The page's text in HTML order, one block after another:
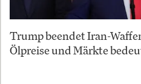
Trump beendet Iran-
Ölpreise und Märkte